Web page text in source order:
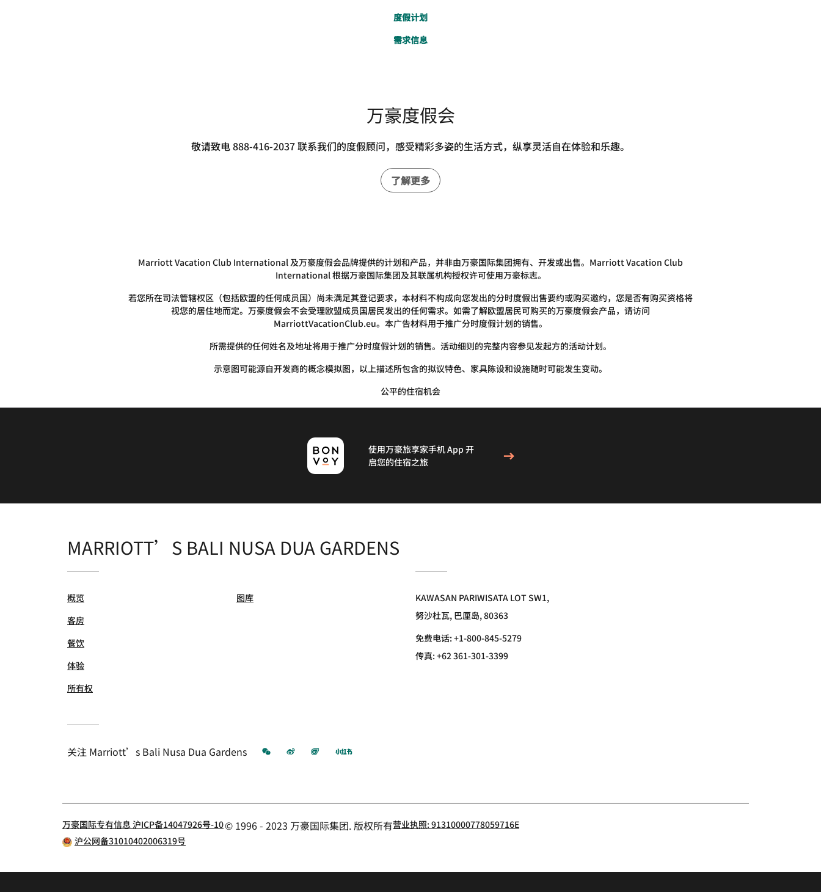
度假计划
需求信息
万豪度假会
敬请致电 888-416-2037 联系我们的度假顾问，感受精彩多姿的生活方式，纵享灵活自在体验和乐趣。
了解更多
Marriott Vacation Club International 及万豪度假会品牌提供的计划和产品，并非由万豪国际集团拥有、开发或出售。Marriott Vacation Club
International 根据万豪国际集团及其联属机构授权许可使用万豪标志。
若您所在司法管辖权区（包括欧盟的任何成员国）尚未满足其登记要求，本材料不构成向您发出的分时度假出售要约或购买邀约，您是否有购买资格将
视您的居住地而定。万豪度假会不会受理欧盟成员国居民发出的任何需求。如需了解欧盟居民可购买的万豪度假会产品，请访问
MarriottVacationClub.eu。本广告材料用于推广分时度假计划的销售。
所需提供的任何姓名及地址将用于推广分时度假计划的销售。活动细则的完整内容参见发起方的活动计划。
示意图可能源自开发商的概念模拟图，以上描述所包含的拟议特色、家具陈设和设施随时可能发生变动。
公平的住宿机会
使用万豪旅享家手机 App 开
启您的住宿之旅
MARRIOTT’S BALI NUSA DUA GARDENS
概览
客房
餐饮
体验
所有权
图库
KAWASAN PARIWISATA LOT SW1,
努沙杜瓦, 巴厘岛, 80363
免费电话:+1-800-845-5279
传真:+62 361-301-3399
关注 Marriott’s Bali Nusa Dua Gardens 微信 微博 飞猪 小红书
万豪国际专有信息 沪ICP备14047926号-10© 1996 - 2023 万豪国际集团. 版权所有营业执照: 91310000778059716E
沪公网备31010402006319号